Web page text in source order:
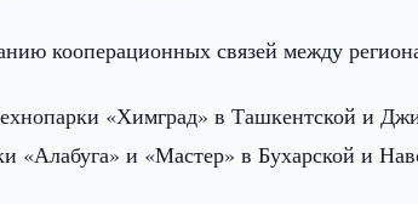
кооперационных связей между
«Химград» в Ташкентской и
«Алабуга» и «Мастер» в Бухарской и